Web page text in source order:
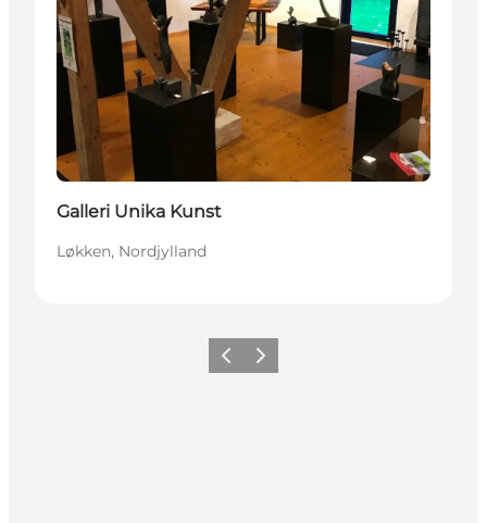
Galleri Unika Kunst
Løkken, Nordjylland
ForrigeNeste